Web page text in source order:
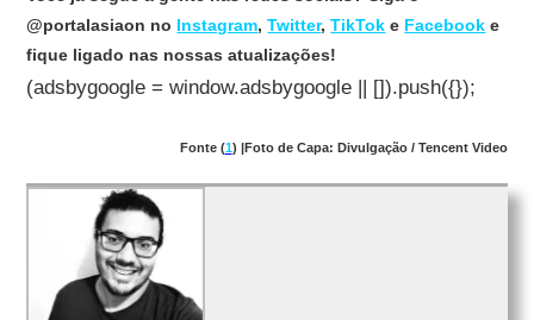
@portalasiaon no Instagram,Twitter, TikTok e Facebook e
fique ligado nas nossas atualizações!
(adsbygoogle = window.adsbygoogle || []).push({});
Fonte (1) |Foto de Capa: Divulgação / Tencent Video